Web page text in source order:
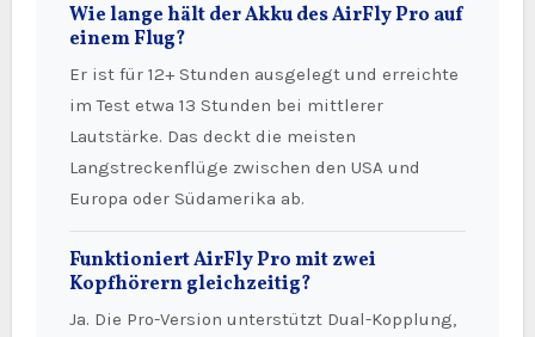
Wie lange hält der Akku des AirFly Pro auf
einem Flug?
Er ist für 12+ Stunden ausgelegt und erreichte
im Test etwa 13 Stunden bei mittlerer
Lautstärke. Das deckt die meisten
Langstreckenflüge zwischen den USA und
Europa oder Südamerika ab.
Funktioniert AirFly Pro mit zwei
Kopfhörern gleichzeitig?
Ja. Die Pro-Version unterstützt Dual-Kopplung,